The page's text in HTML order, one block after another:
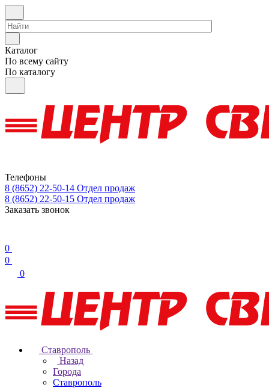
Каталог
По всему сайту
По каталогу
Телефоны
8 (8652) 22-50-14 Отдел продаж
8 (8652) 22-50-15 Отдел продаж
Заказать звонок
0
0
0
Ставрополь
Назад
Города
Ставрополь